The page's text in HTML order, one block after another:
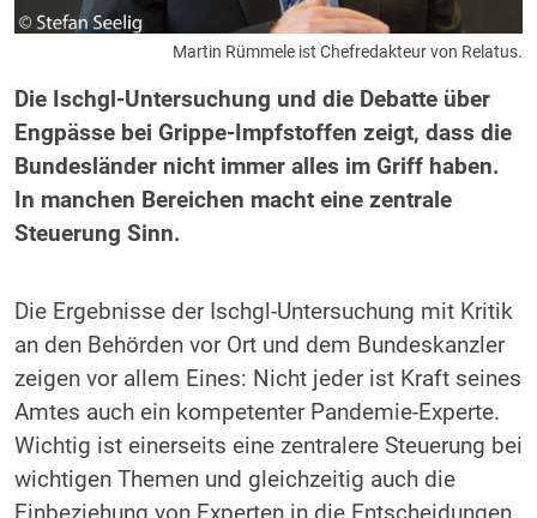
Martin Rümmele ist Chefredakteur von Relatus.
Die Ischgl-Untersuchung und die Debatte über
Engpässe bei Grippe-Impfstoffen zeigt, dass die
Bundesländer nicht immer alles im Griff haben.
In manchen Bereichen macht eine zentrale
Steuerung Sinn.
Die Ergebnisse der Ischgl-Untersuchung mit Kritik
an den Behörden vor Ort und dem Bundeskanzler
zeigen vor allem Eines: Nicht jeder ist Kraft seines
Amtes auch ein kompetenter Pandemie-Experte.
Wichtig ist einerseits eine zentralere Steuerung bei
wichtigen Themen und gleichzeitig auch die